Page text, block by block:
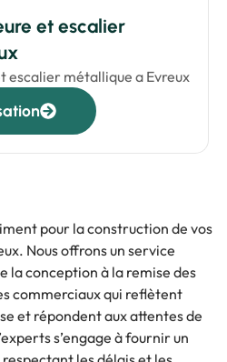
et escalier
escalier métallique a Evreux
pour la construction de vos
Nous offrons un service
la conception à la remise des
commerciaux qui reflètent
et répondent aux attentes de
s’engage à fournir un